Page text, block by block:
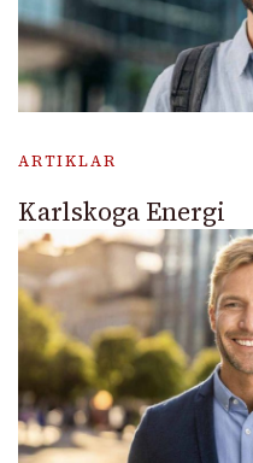
ARTIKLAR
Karlskoga Energi